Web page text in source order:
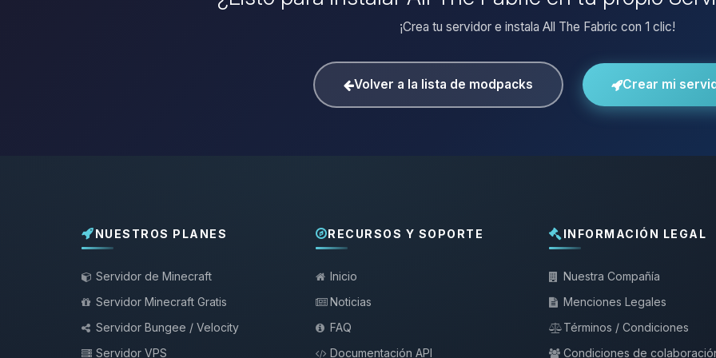
¡Crea tu servidor e instala All The Fabric con 1 clic!
Volver a la lista de modpacks Crear mi
NUESTROS PLANES
Servidor de Minecraft
Servidor Minecraft Gratis
Servidor Bungee / Velocity
Servidor VPS
RECURSOS Y SOPORTE
Inicio
Noticias
FAQ
Documentación API
INFORMACIÓN LEGAL
Nuestra Compañía
Menciones Legales
Términos / Condiciones
Condiciones de